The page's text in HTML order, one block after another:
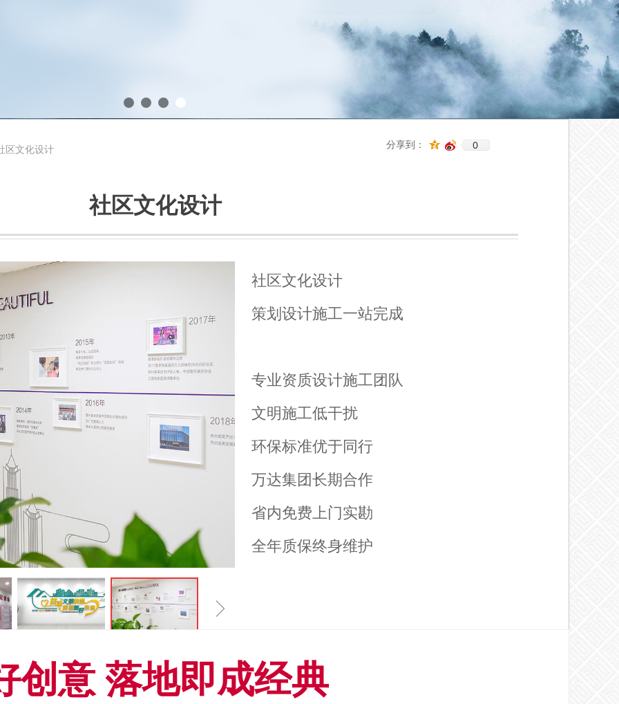
ꁇ
社区文化设计
社区文化设计
策划设计施工一站完成
专业资质设计施工团队
文明施工低干扰
环保标准优于同行
万达集团长期合作
省内免费上门实勘
全年质保终身维护
分享到： 0
区文化设计
创意 落地即成经典